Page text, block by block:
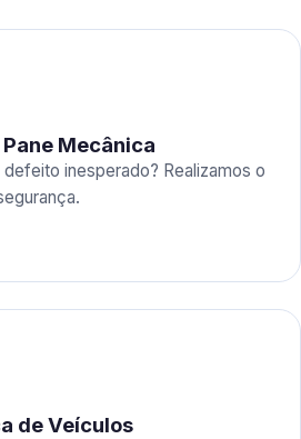
Mecânica
inesperado? Realizamos o
de Veículos